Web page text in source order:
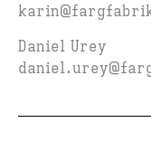
Daniel Urey